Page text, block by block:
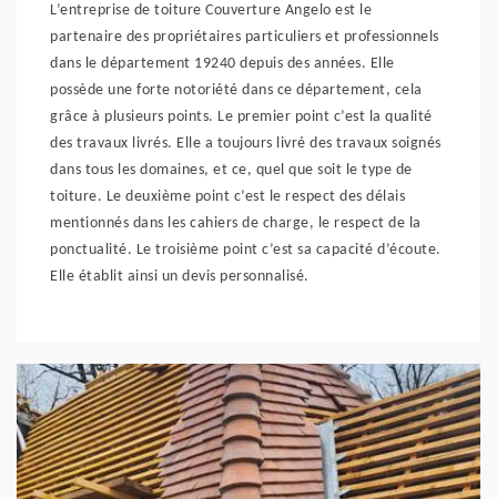
L’entreprise de toiture Couverture Angelo est le
partenaire des propriétaires particuliers et professionnels
dans le département 19240 depuis des années. Elle
possède une forte notoriété dans ce département, cela
grâce à plusieurs points. Le premier point c’est la qualité
des travaux livrés. Elle a toujours livré des travaux soignés
dans tous les domaines, et ce, quel que soit le type de
toiture. Le deuxième point c’est le respect des délais
mentionnés dans les cahiers de charge, le respect de la
ponctualité. Le troisième point c’est sa capacité d’écoute.
Elle établit ainsi un devis personnalisé.